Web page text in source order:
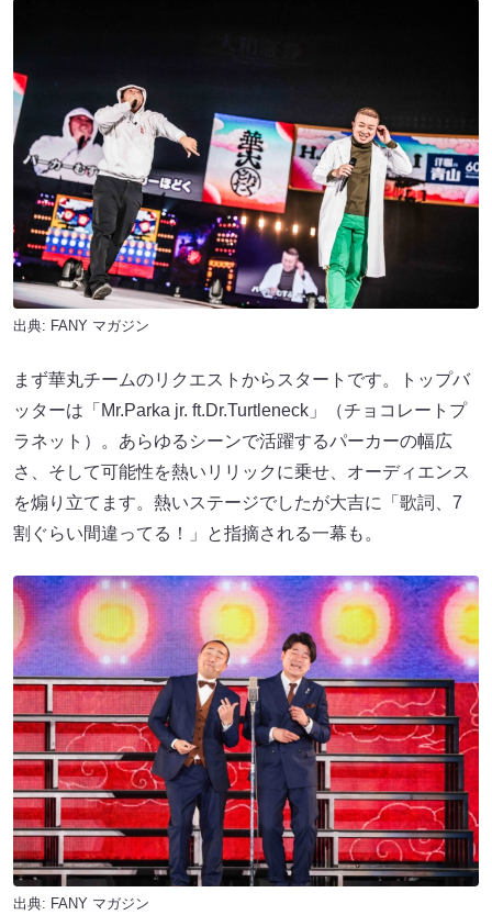
出典: FANY マガジン
まず華丸チームのリクエストからスタートです。トップバ
ッターは「Mr.Parka jr. ft.Dr.Turtleneck」（チョコレートプ
ラネット）。あらゆるシーンで活躍するパーカーの幅広
さ、そして可能性を熱いリリックに乗せ、オーディエンス
を煽り立てます。熱いステージでしたが大吉に「歌詞、7
割ぐらい間違ってる！」と指摘される一幕も。
出典: FANY マガジン